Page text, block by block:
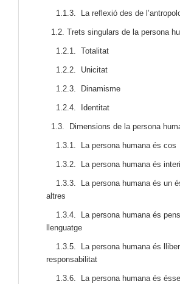
1.1.3. La reflexió des de
1.2. Trets singulars de la persona
1.2.1. Totalitat
1.2.2. Unicitat
1.2.3. Dinamisme
1.2.4. Identitat
1.3. Dimensions de la persona
1.3.1. La persona humana és cos
1.3.2. La persona humana és
1.3.3. La persona humana és un
altres
1.3.4. La persona humana és
llenguatge
1.3.5. La persona humana és
responsabilitat
1.3.6. La persona humana és